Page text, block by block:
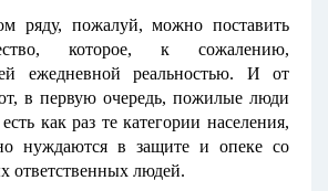
ряду, пожалуй, можно поставить
которое, к сожалению,
ежедневной реальностью. И от
в первую очередь, пожилые люди
как раз те категории населения,
нуждаются в защите и опеке со
ответственных людей.